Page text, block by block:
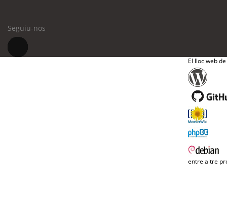
Seguiu-nos
El lloc web
entre altre